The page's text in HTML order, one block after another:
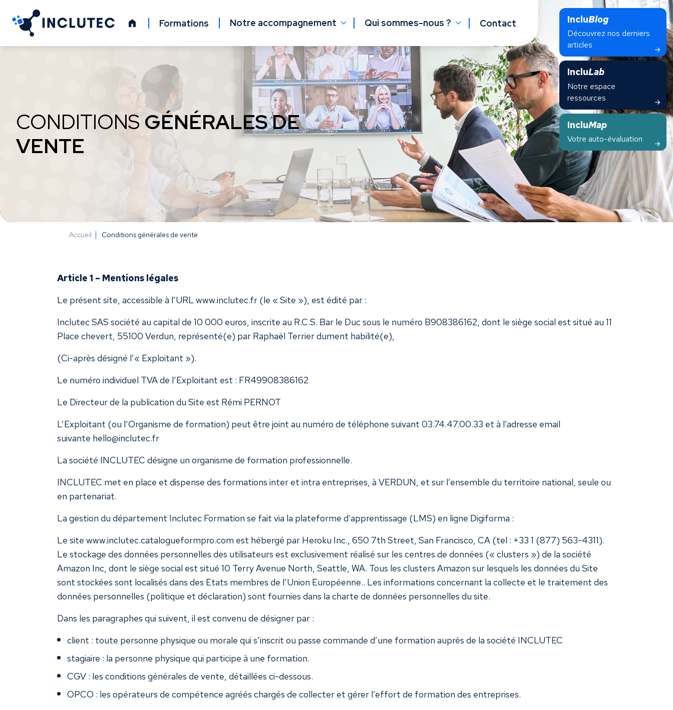
Formations Notre accompagnement Qui sommes-nous ? Contact IncluBlog
Découvrez nos derniers
articles
IncluLab
Notre espace
ressources
IncluMap
Votre auto-évaluation
CONDITIONS GÉNÉRALES DE
VENTE
Accueil Conditions générales de vente
Article 1 – Mentions légales
Le présent site, accessible à l’URL www.inclutec.fr (le « Site »), est édité par :
Inclutec SAS société au capital de 10 000 euros, inscrite au R.C.S. Bar le Duc sous le numéro B908386162, dont le siège social est situé au 11
Place chevert, 55100 Verdun, représenté(e) par Raphaël Terrier dument habilité(e),
(Ci-après désigné l’« Exploitant »).
Le numéro individuel TVA de l’Exploitant est : FR49908386162
Le Directeur de la publication du Site est Rémi PERNOT
L’Exploitant (ou l’Organisme de formation) peut être joint au numéro de téléphone suivant 03.74.47.00.33 et à l’adresse email
suivante hello@inclutec.fr
La société INCLUTEC désigne un organisme de formation professionnelle.
INCLUTEC met en place et dispense des formations inter et intra entreprises, à VERDUN, et sur l’ensemble du territoire national, seule ou
en partenariat.
La gestion du département Inclutec Formation se fait via la plateforme d’apprentissage (LMS) en ligne Digiforma :
Le site www.inclutec.catalogueformpro.com est hébergé par Heroku Inc., 650 7th Street, San Francisco, CA (tel : +33 1 (877) 563-4311).
Le stockage des données personnelles des utilisateurs est exclusivement réalisé sur les centres de données (« clusters ») de la société
Amazon Inc, dont le siège social est situé 10 Terry Avenue North, Seattle, WA. Tous les clusters Amazon sur lesquels les données du Site
sont stockées sont localisés dans des Etats membres de l’Union Européenne.. Les informations concernant la collecte et le traitement des
données personnelles (politique et déclaration) sont fournies dans la charte de données personnelles du site.
Dans les paragraphes qui suivent, il est convenu de désigner par :
client : toute personne physique ou morale qui s’inscrit ou passe commande d’une formation auprès de la société INCLUTEC
stagiaire : la personne physique qui participe à une formation.
CGV : les conditions générales de vente, détaillées ci-dessous.
OPCO : les opérateurs de compétence agréés chargés de collecter et gérer l’effort de formation des entreprises.
Panneau de gestion des cookies